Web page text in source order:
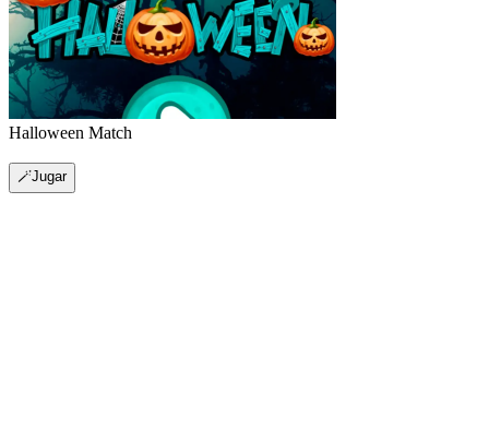
Halloween Match
🪄Jugar